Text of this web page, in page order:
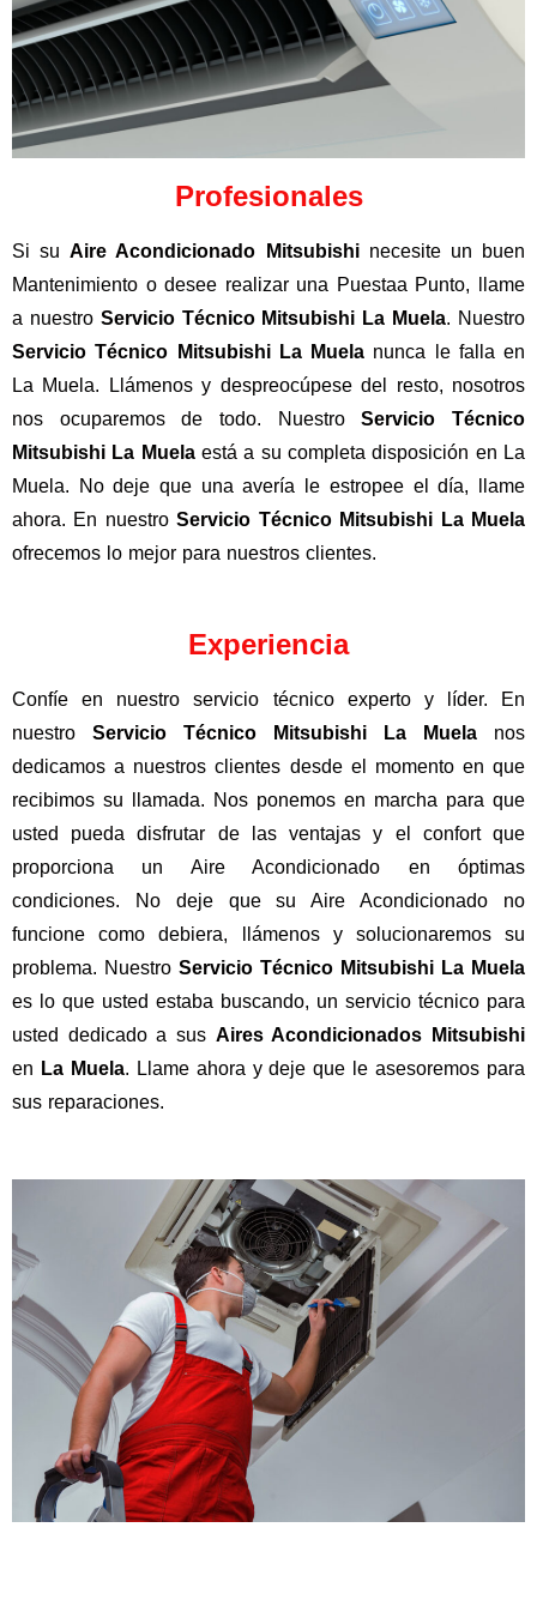
Profesionales
Si suAire Acondicionado Mitsubishinecesite un buen
Mantenimiento o desee realizar una Puestaa Punto, llame
a nuestro Servicio Técnico Mitsubishi La Muela. Nuestro
Servicio Técnico Mitsubishi La Muela nunca le falla en
La Muela. Llámenos y despreocúpese del resto, nosotros
nos ocuparemos de todo. NuestroServicio Técnico
Mitsubishi La Muelaestá a su completa disposición en La
Muela. No deje que una avería le estropee el día, llame
ahora. En nuestroServicio Técnico Mitsubishi La Muela
ofrecemos lo mejor para nuestros clientes.
Experiencia
Confíe en nuestro servicio técnico experto y líder. En
nuestro Servicio Técnico Mitsubishi La Muela nos
dedicamos a nuestros clientes desde el momento en que
recibimos su llamada. Nos ponemos en marcha para que
usted pueda disfrutar de las ventajas y el confort que
proporciona un Aire Acondicionado en óptimas
condiciones. No deje que su Aire Acondicionado no
funcione como debiera, llámenos y solucionaremos su
problema. Nuestro Servicio Técnico Mitsubishi La Muela
es lo que usted estaba buscando, un servicio técnico para
usted dedicado a sus Aires Acondicionados Mitsubishi
en La Muela. Llame ahora y deje que le asesoremos para
sus reparaciones.